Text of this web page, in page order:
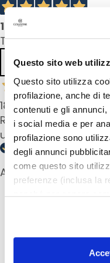
Questo sito web
Questo sito utilizza
profilazione, anche di
contenuti e gli
i social media e per
profilazione sono
degli annunci
come questo sito
preferenze (inclusa la
nonché per sapere
l’informativa cookie
disponibiliqui. Le
“Utilizza solo i cookie
i
a
i
S
i
e
r
i
e
A
t
1 recensioni prodotto
Tutte le recensioni >
Precedente
18 Maggio 2025
Rossetto leggero
un ottimo colore. Lo
Acquirente verificato